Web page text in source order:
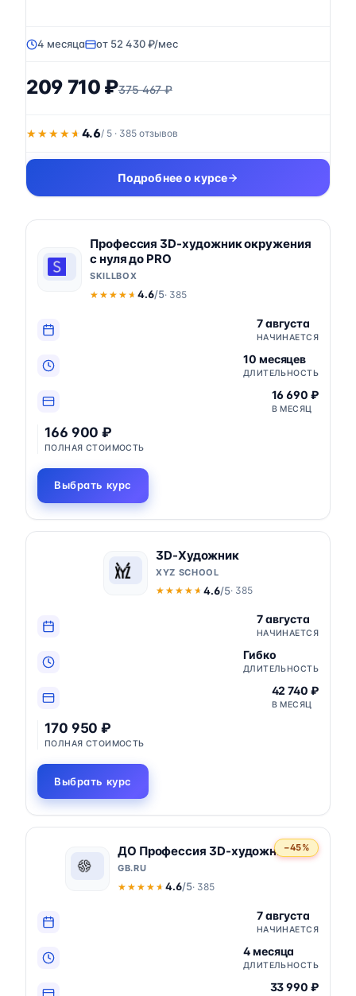
4 месяца от 52 430 ₽/мес
209 710 ₽375 467 ₽
★★★★★
★★★★★ 4.6/ 5 · 385 отзывов
Подробнее о курсе
Профессия 3D-художник окружения
с нуля до PRO
SKILLBOX
★★★★★
★★★★★ 4.6/5· 385
7 августа
НАЧИНАЕТСЯ
10 месяцев
ДЛИТЕЛЬНОСТЬ
16 690 ₽
В МЕСЯЦ
166 900 ₽
ПОЛНАЯ СТОИМОСТЬ
Выбрать курс
3D-Художник
XYZ SCHOOL
★★★★★
★★★★★ 4.6/5· 385
7 августа
НАЧИНАЕТСЯ
Гибко
ДЛИТЕЛЬНОСТЬ
42 740 ₽
В МЕСЯЦ
170 950 ₽
ПОЛНАЯ СТОИМОСТЬ
Выбрать курс
−45%
ДО Профессия 3D-художник
GB.RU
★★★★★
★★★★★ 4.6/5· 385
7 августа
НАЧИНАЕТСЯ
4 месяца
ДЛИТЕЛЬНОСТЬ
33 990 ₽